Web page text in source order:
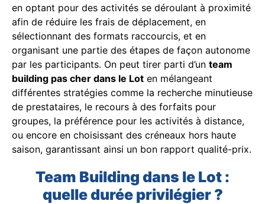
en optant pour des activités se déroulant à proximité
afin de réduire les frais de déplacement, en
sélectionnant des formats raccourcis, et en
organisant une partie des étapes de façon autonome
par les participants. On peut tirer parti d’un team
building pas cher dans le Lot en mélangeant
différentes stratégies comme la recherche minutieuse
de prestataires, le recours à des forfaits pour
groupes, la préférence pour les activités à distance,
ou encore en choisissant des créneaux hors haute
saison, garantissant ainsi un bon rapport qualité-prix.
Team Building dans le Lot :
quelle durée privilégier ?